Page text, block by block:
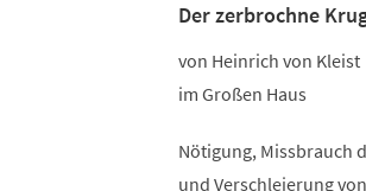
Der zerbrochne
von Heinrich von Kleist
im Großen Haus
Nötigung, Missbrauch
und Verschleierung